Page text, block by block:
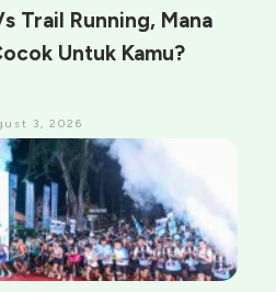
Trail Running, Mana
Untuk Kamu?
3, 2026